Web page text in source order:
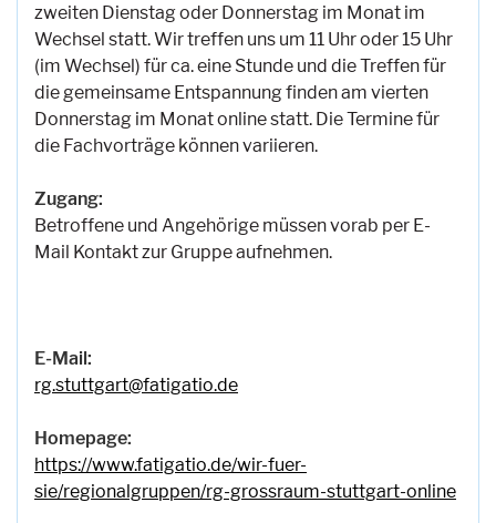
zweiten Dienstag oder Donnerstag im Monat im
Wechsel statt. Wir treffen uns um 11 Uhr oder 15 Uhr
(im Wechsel) für ca. eine Stunde und die Treffen für
die gemeinsame Entspannung finden am vierten
Donnerstag im Monat online statt. Die Termine für
die Fachvorträge können variieren.
Zugang:
Betroffene und Angehörige müssen vorab per E-
Mail Kontakt zur Gruppe aufnehmen.
E-Mail:
rg.stuttgart@fatigatio.de
Homepage:
https://www.fatigatio.de/wir-fuer-
sie/regionalgruppen/rg-grossraum-stuttgart-online